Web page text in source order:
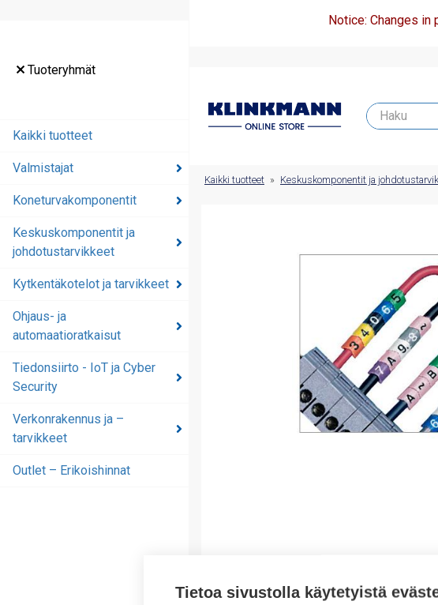
Tietoa sivustolla käytetyistä
Tuoteryhmät
Kaikki tuotteet
Valmistajat
Koneturvakomponentit
Keskuskomponentit ja
johdotustarvikkeet
Kytkentäkotelot ja tarvikkeet
Ohjaus- ja
automaatioratkaisut
Tiedonsiirto - IoT ja Cyber
Security
Verkonrakennus ja –
tarvikkeet
Outlet – Erikoishinnat
Notice: Changes
johdotustarvikkeet
automaatioratkaisut
Tiedonsiirto - IoT ja
Kaikki tuotteet » Keskuskomponentit ja